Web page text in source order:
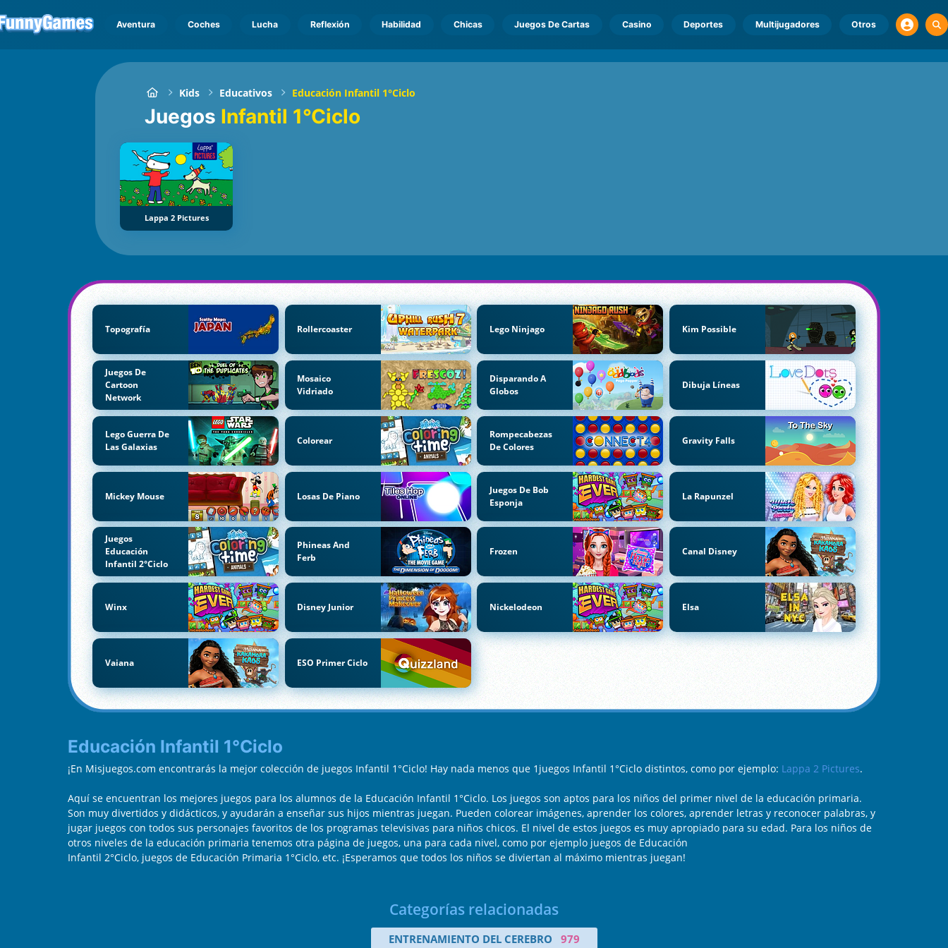
Aventura Coches Lucha Reflexión Habilidad Chicas Juegos De Cartas Casino Deportes Multijugadores Otros
Kids Educativos Educación Infantil 1°Ciclo
Juegos Infantil 1°Ciclo
Lappa 2 Pictures
Topografía Rollercoaster Lego Ninjago Kim Possible
Juegos De
Cartoon
Network
Mosaico
Vidriado
Disparando A
Globos
Dibuja Líneas
Lego Guerra De
Las Galaxias
Colorear
Rompecabezas
De Colores
Gravity Falls
Mickey Mouse Losas De Piano
Juegos De Bob
Esponja
La Rapunzel
Juegos
Educación
Infantil 2°Ciclo
Phineas And
Ferb
Frozen Canal Disney
Winx Disney Junior Nickelodeon Elsa
Vaiana ESO Primer Ciclo
Educación Infantil 1°Ciclo
¡En Misjuegos.com encontrarás la mejor colección de juegos Infantil 1°Ciclo! Hay nada menos que 1juegos Infantil 1°Ciclo distintos, como por ejemplo: Lappa 2 Pictures.
Aquí se encuentran los mejores juegos para los alumnos de la Educación Infantil 1°Ciclo. Los juegos son aptos para los niños del primer nivel de la educación primaria.
Son muy divertidos y didácticos, y ayudarán a enseñar sus hijos mientras juegan. Pueden colorear imágenes, aprender los colores, aprender letras y reconocer palabras, y
jugar juegos con todos sus personajes favoritos de los programas televisivas para niños chicos. El nivel de estos juegos es muy apropiado para su edad. Para los niños de
otros niveles de la educación primaria tenemos otra página de juegos, una para cada nivel, como por ejemplo juegos de Educación
Infantil 2°Ciclo, juegos de Educación Primaria 1°Ciclo, etc. ¡Esperamos que todos los niños se diviertan al máximo mientras juegan!
Categorías relacionadas
ENTRENAMIENTO DEL CEREBRO 979